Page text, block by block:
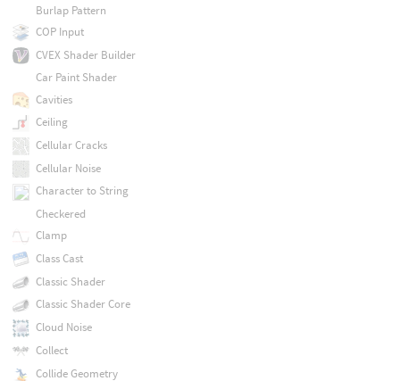
Burlap Pattern
COP Input
CVEX Shader Builder
Car Paint Shader
Cavities
Ceiling
Cellular Cracks
Cellular Noise
Character to String
Checkered
Clamp
Class Cast
Classic Shader
Classic Shader Core
Cloud Noise
Collect
Collide Geometry